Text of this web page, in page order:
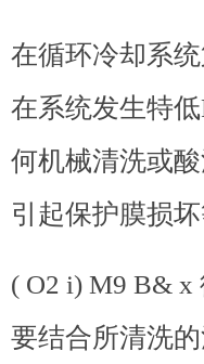
在循环冷却系
在系统发生特低
何机械清洗或
引起保护膜损
( O2 i) M9 B&
要结合所清洗